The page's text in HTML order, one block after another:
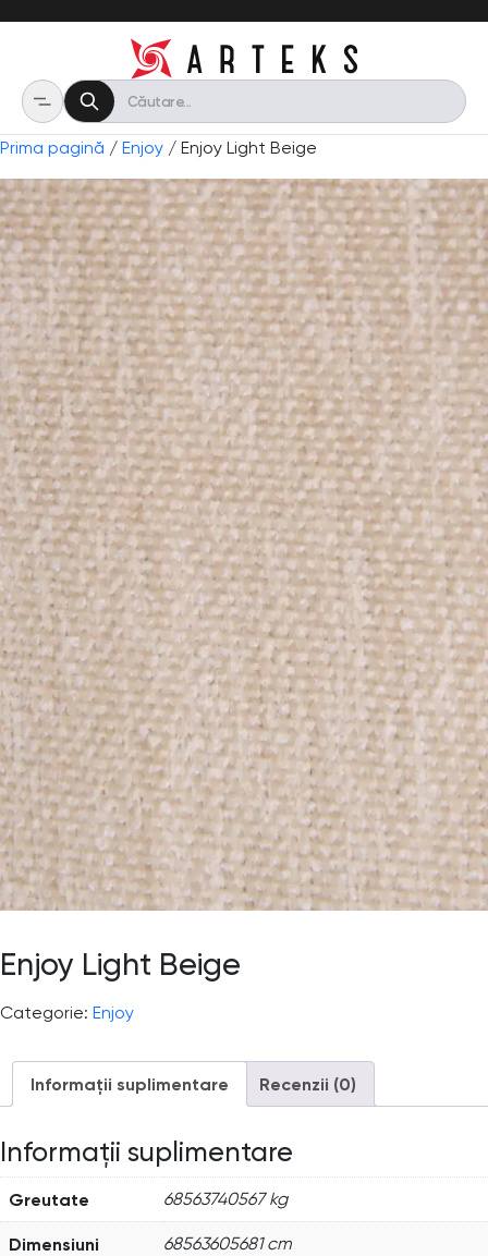
Prima pagină / Enjoy / Enjoy Light Beige
Enjoy Light Beige
Categorie: Enjoy
Informații suplimentare Recenzii (0)
Informații suplimentare
Greutate 68563740567 kg
Dimensiuni 68563605681 cm